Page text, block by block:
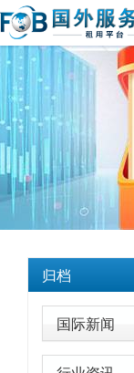
归档
国际新闻